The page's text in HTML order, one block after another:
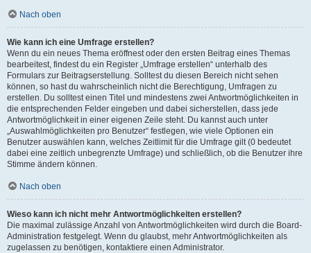
Nach oben
Wie kann ich eine Umfrage erstellen?
Wenn du ein neues Thema eröffnest oder den ersten Beitrag eines Themas
bearbeitest, findest du ein Register „Umfrage erstellen“ unterhalb des
Formulars zur Beitragserstellung. Solltest du diesen Bereich nicht sehen
können, so hast du wahrscheinlich nicht die Berechtigung, Umfragen zu
erstellen. Du solltest einen Titel und mindestens zwei Antwortmöglichkeiten in
die entsprechenden Felder eingeben und dabei sicherstellen, dass jede
Antwortmöglichkeit in einer eigenen Zeile steht. Du kannst auch unter
„Auswahlmöglichkeiten pro Benutzer“ festlegen, wie viele Optionen ein
Benutzer auswählen kann, welches Zeitlimit für die Umfrage gilt (0 bedeutet
dabei eine zeitlich unbegrenzte Umfrage) und schließlich, ob die Benutzer ihre
Stimme ändern können.
Nach oben
Wieso kann ich nicht mehr Antwortmöglichkeiten erstellen?
Die maximal zulässige Anzahl von Antwortmöglichkeiten wird durch die Board-
Administration festgelegt. Wenn du glaubst, mehr Antwortmöglichkeiten als
zugelassen zu benötigen, kontaktiere einen Administrator.